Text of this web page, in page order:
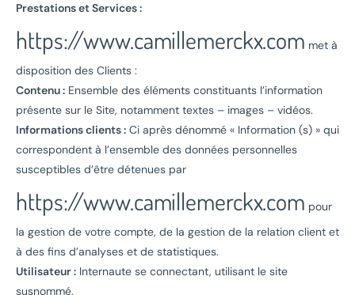
Prestations et Services :
https://www.camillemerckx.com met à
disposition des Clients :
Contenu : Ensemble des éléments constituants l’information
présente sur le Site, notamment textes – images – vidéos.
Informations clients : Ci après dénommé « Information (s) » qui
correspondent à l’ensemble des données personnelles
susceptibles d’être détenues par
https://www.camillemerckx.com pour
la gestion de votre compte, de la gestion de la relation client et
à des fins d’analyses et de statistiques.
Utilisateur : Internaute se connectant, utilisant le site
susnommé.